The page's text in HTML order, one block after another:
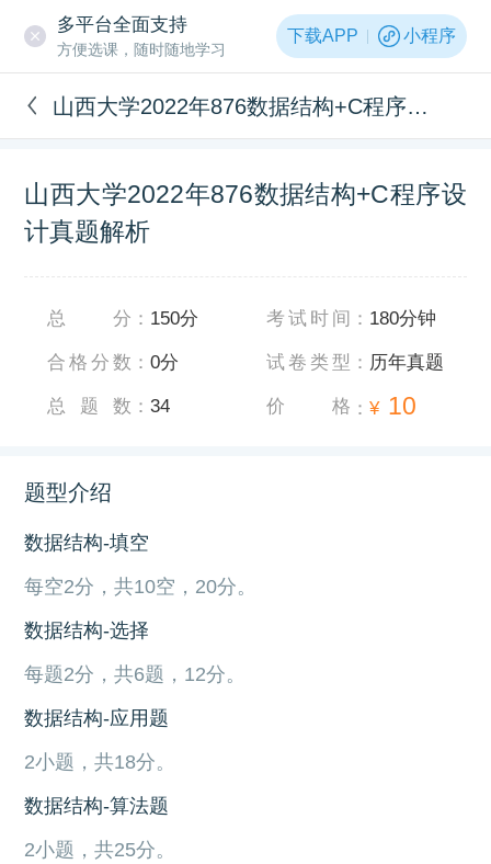
多平台全面支持
方便选课，随时随地学习
下载APP 小程序
山西大学2022年876数据结构+C程序设计真题解析
山西大学2022年876数据结构+C程序设
计真题解析
总分 ： 150分
合格分数 ：0分
总题数 ：34
考试时间 ： 180分钟
试卷类型 ： 历年真题
价格 ：¥ 10
题型介绍
数据结构-填空
每空2分，共10空，20分。
数据结构-选择
每题2分，共6题，12分。
数据结构-应用题
2小题，共18分。
数据结构-算法题
2小题，共25分。